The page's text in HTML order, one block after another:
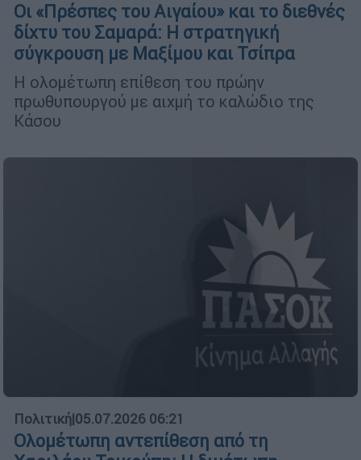
Οι «Πρέσπες του Αιγαίου» και το διεθνές
δίχτυ του Σαμαρά: Η στρατηγική
σύγκρουση με Μαξίμου και Τσίπρα
Η ολομέτωπη επίθεση του πρώην
πρωθυπουργού με αιχμή το καλώδιο της
Κάσου
Πολιτική|05.07.2026 06:21
Ολομέτωπη αντεπίθεση από τη